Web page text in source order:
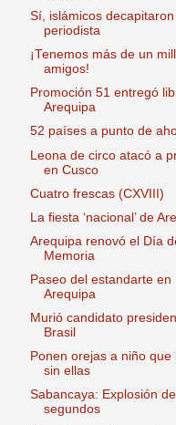
Sí, islámicos
periodista
¡Tenemos más de un
amigos!
Promoción 51 entregó
Arequipa
52 países a punto de
Leona de circo atacó a
en Cusco
Cuatro frescas (CXVIII)
La fiesta ‘nacional’ de
Arequipa renovó el Día
Memoria
Paseo del estandarte en
Arequipa
Murió candidato
Brasil
Ponen orejas a niño que
sin ellas
Sabancaya: Explosión
segundos